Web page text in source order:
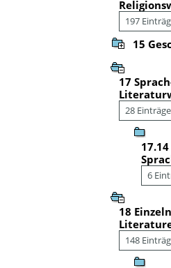
197
15
17
28 Einträge
6
18
148